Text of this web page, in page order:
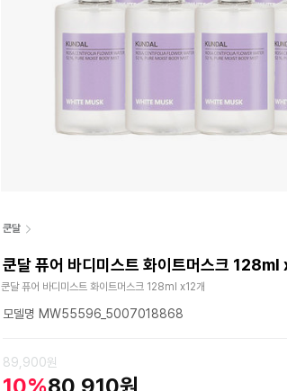
쿤달
쿤달 퓨어 바디미스트 화이트머스크 128ml
쿤달 퓨어 바디미스트 화이트머스크 128ml x12개
모델명 MW55596_5007018868
89,900원